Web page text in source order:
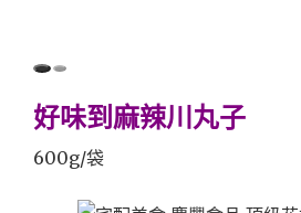
好味到麻辣川丸子
600g/袋